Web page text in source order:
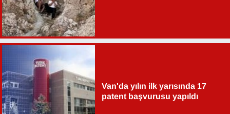
Van'da yılın ilk yarısında 17
patent başvurusu yapıldı